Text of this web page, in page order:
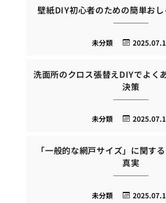
壁紙DIY初心者のための簡単お
未分類
洗面所のクロス張替えDIYでよく
決策
未分類
「一般的な網戸サイズ」に関す
真実
未分類